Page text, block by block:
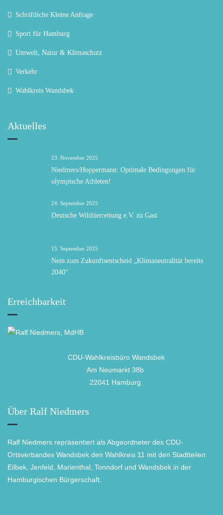
Schriftliche Kleine Anfrage
Sport für Hamburg
Umwelt, Natur & Klimaschutz
Verkehr
Wahlkreis Wandsbek
Aktuelles
23. November 2025
Niedmers/Hoppermann: Optimale Bedingungen für
olympische Athleten!
24. September 2025
Deutsche Wildtierrettung e.V. zu Gast
15. September 2025
Nein zum Zukunftsentscheid „Klimaneutralität bereits
2040“
Erreichbarkeit
CDU-Wahlkreisbüro Wandsbek
Am Neumarkt 38b
22041 Hamburg
Über Ralf Niedmers
Ralf Niedmers repräsentiert als Abgeordneter des CDU-
Ortsverbandes Wandsbek den Wahlkreis 11 mit den Stadtteilen
Eilbek, Jenfeld, Marienthal, Tonndorf und Wandsbek in der
Hamburgischen Bürgerschaft.